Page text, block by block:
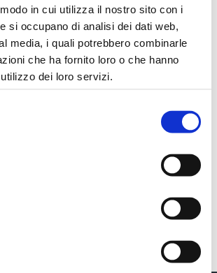
in cui utilizza il nostro sito con i
si occupano di analisi dei dati web,
media, i quali potrebbero combinarle
che ha fornito loro o che hanno
dei loro servizi.
Day - Milan, September 8th